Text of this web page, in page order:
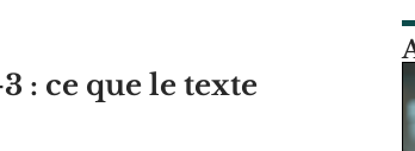
: ce que le texte